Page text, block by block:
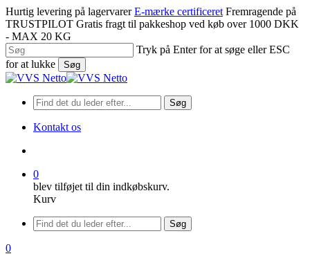
Spring
til
hovedindhold
Hurtig levering på lagervarer E-mærke certificeret Fremragende på
TRUSTPILOT Gratis fragt til pakkeshop ved køb over 1000 DKK
- MAX 20 KG
Tryk på Enter for at søge eller ESC
for at lukke
Søg
Luk
Søg
Kontakt os
0
blev tilføjet til din indkøbskurv.
Kurv
Menu
Søg
søge
0